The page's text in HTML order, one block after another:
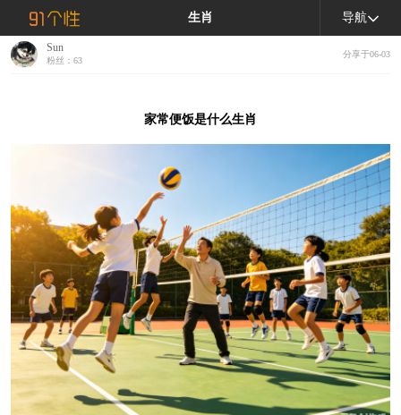
生肖 导航
Sun
粉丝：63
分享于06-03
家常便饭是什么生肖